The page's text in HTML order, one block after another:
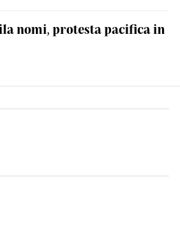
nomi, protesta pacifica in